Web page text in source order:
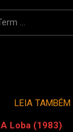
LEIA TAMBÉM
A Loba (1983)